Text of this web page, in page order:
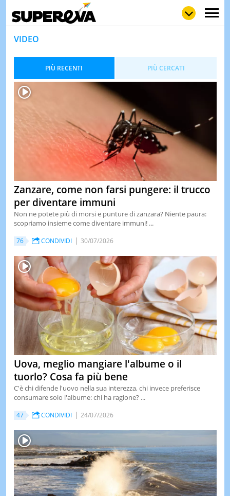
WOW
POP
& TV
&
TEST
DI
OGGI
LE
IERI
VIDEO
PIÙ RECENTI PIÙ CERCATI
Zanzare, come non farsi pungere: il trucco
per diventare immuni
Non ne potete più di morsi e punture di zanzara? Niente paura:
scopriamo insieme come diventare immuni! ...
76 CONDIVIDI 30/07/2026
Uova, meglio mangiare l'albume o il
tuorlo? Cosa fa più bene
C'è chi difende l'uovo nella sua interezza, chi invece preferisce
consumare solo l'albume: chi ha ragione? ...
47 CONDIVIDI 24/07/2026